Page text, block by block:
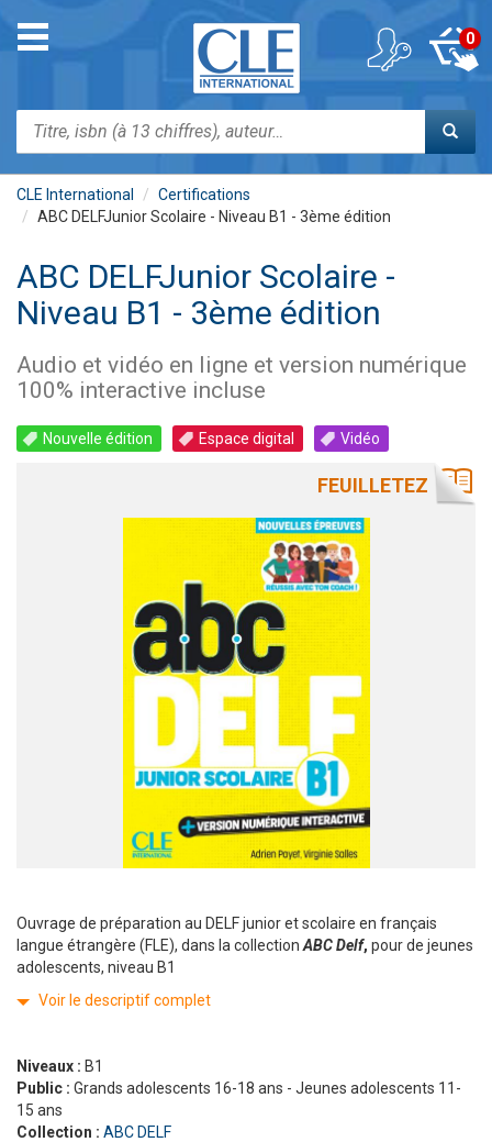
contenu
Toggle
navigation
Rechercher
0
CLE International
Certifications
ABC DELFJunior Scolaire - Niveau B1 - 3ème édition
ABC DELFJunior Scolaire -
Niveau B1 - 3ème édition
Audio et vidéo en ligne et version numérique
100% interactive incluse
Nouvelle édition Espace digital Vidéo
FEUILLETEZ
Ouvrage de préparation au DELF junior et scolaire en français
langue étrangère (FLE), dans la collection ABC Delf, pour de jeunes
adolescents, niveau B1
Voir le descriptif complet
Niveaux : B1
Public : Grands adolescents 16-18 ans - Jeunes adolescents 11-
15 ans
Collection : ABC DELF